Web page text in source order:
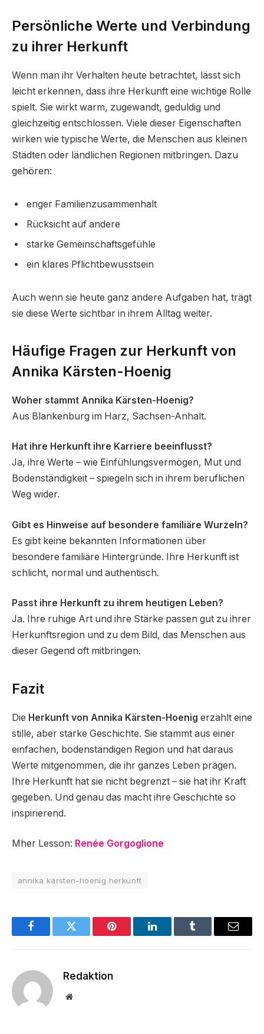
Persönliche Werte und Verbindung
zu ihrer Herkunft
Wenn man ihr Verhalten heute betrachtet, lässt sich
leicht erkennen, dass ihre Herkunft eine wichtige Rolle
spielt. Sie wirkt warm, zugewandt, geduldig und
gleichzeitig entschlossen. Viele dieser Eigenschaften
wirken wie typische Werte, die Menschen aus kleinen
Städten oder ländlichen Regionen mitbringen. Dazu
gehören:
enger Familienzusammenhalt
Rücksicht auf andere
starke Gemeinschaftsgefühle
ein klares Pflichtbewusstsein
Auch wenn sie heute ganz andere Aufgaben hat, trägt
sie diese Werte sichtbar in ihrem Alltag weiter.
Häufige Fragen zur Herkunft von
Annika Kärsten-Hoenig
Woher stammt Annika Kärsten-Hoenig?
Aus Blankenburg im Harz, Sachsen-Anhalt.
Hat ihre Herkunft ihre Karriere beeinflusst?
Ja, ihre Werte – wie Einfühlungsvermögen, Mut und
Bodenständigkeit – spiegeln sich in ihrem beruflichen
Weg wider.
Gibt es Hinweise auf besondere familiäre Wurzeln?
Es gibt keine bekannten Informationen über
besondere familiäre Hintergründe. Ihre Herkunft ist
schlicht, normal und authentisch.
Passt ihre Herkunft zu ihrem heutigen Leben?
Ja. Ihre ruhige Art und ihre Stärke passen gut zu ihrer
Herkunftsregion und zu dem Bild, das Menschen aus
dieser Gegend oft mitbringen.
Fazit
Die Herkunft von Annika Kärsten-Hoenig erzählt eine
stille, aber starke Geschichte. Sie stammt aus einer
einfachen, bodenständigen Region und hat daraus
Werte mitgenommen, die ihr ganzes Leben prägen.
Ihre Herkunft hat sie nicht begrenzt – sie hat ihr Kraft
gegeben. Und genau das macht ihre Geschichte so
inspirierend.
Mher Lesson: Renée Gorgoglione
annika kärsten-hoenig herkunft
FacebookTwitter Pinterest LinkedInTumblr Email
Redaktion
Website